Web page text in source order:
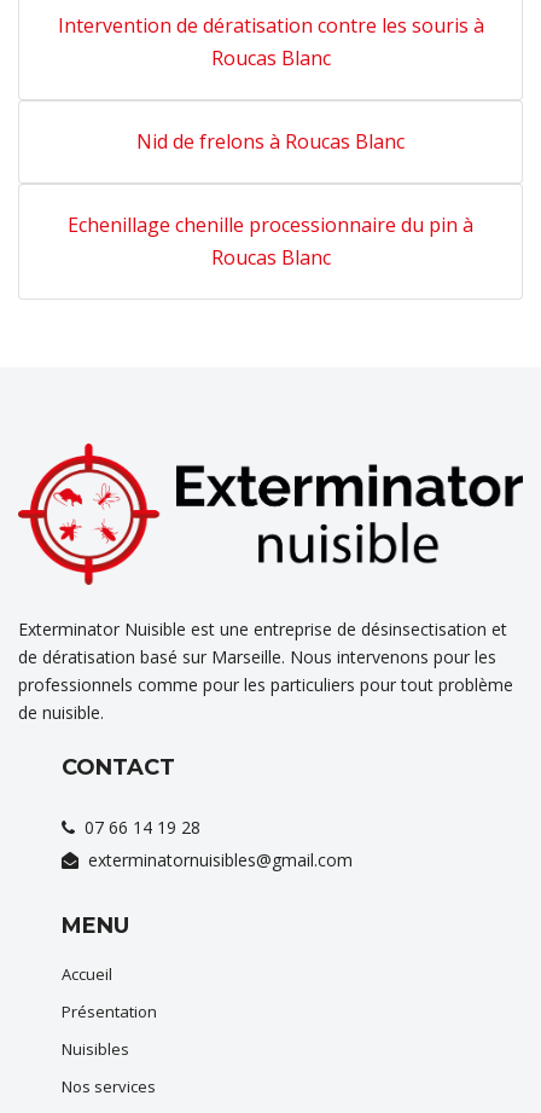
Intervention de dératisation contre les souris à
Roucas Blanc
Nid de frelons à Roucas Blanc
Echenillage chenille processionnaire du pin à
Roucas Blanc
Exterminator Nuisible est une entreprise de désinsectisation et
de dératisation basé sur Marseille. Nous intervenons pour les
professionnels comme pour les particuliers pour tout problème
de nuisible.
CONTACT
07 66 14 19 28
exterminatornuisibles@gmail.com
MENU
Accueil
Présentation
Nuisibles
Nos services